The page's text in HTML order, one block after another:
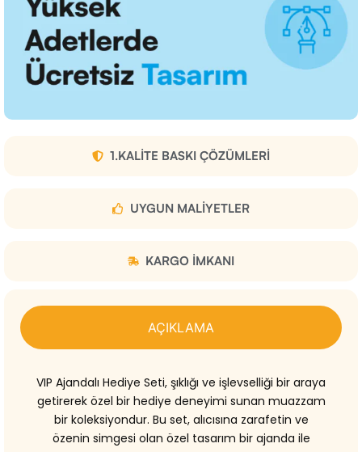
1.KALITE BASKI ÇÖZÜMLERI
UYGUN MALIYETLER
KARGO IMKANI
AÇIKLAMA
VIP Ajandalı Hediye Seti, şıklığı ve işlevselliği bir araya
getirerek özel bir hediye deneyimi sunan muazzam
bir koleksiyondur. Bu set, alıcısına zarafetin ve
özenin simgesi olan özel tasarım bir ajanda ile